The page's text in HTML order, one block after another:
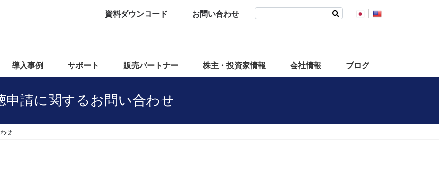
資料ダウンロード お問い合わせ
導入事例 サポート 販売パートナー 株主・投資家情報 会社情報 ブログ
請に関するお問い合わせ
せ